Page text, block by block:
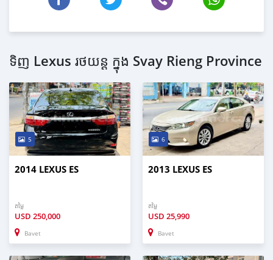
ទិញ Lexus រថយន្ត ក្នុង Svay Rieng Province
5
2014 LEXUS ES
តម្លៃ
USD 250,000
Bavet
6
2013 LEXUS ES
តម្លៃ
USD 25,990
Bavet